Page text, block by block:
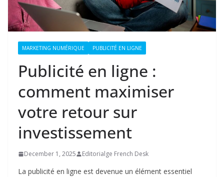
MARKETING NUMÉRIQUE PUBLICITÉ EN LIGNE
Publicité en ligne :
comment maximiser
votre retour sur
investissement
December 1, 2025 Editorialge French Desk
La publicité en ligne est devenue un élément essentiel